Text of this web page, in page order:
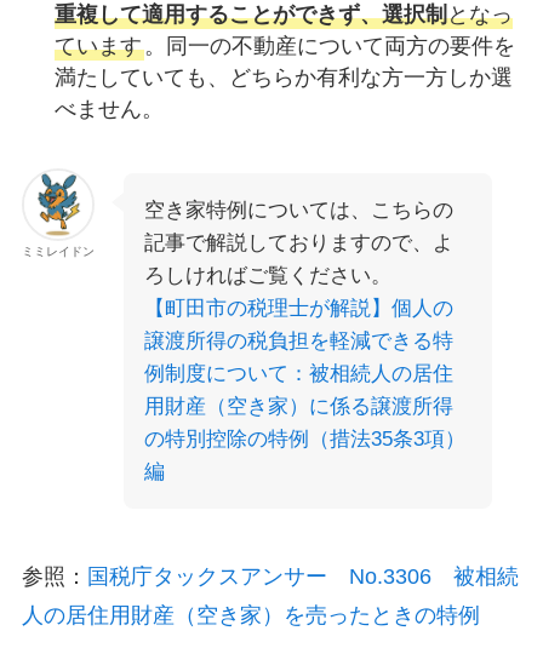
重複して適用することができず、選択制となっ
ています。同一の不動産について両方の要件を
満たしていても、どちらか有利な方一方しか選
べません。
ミミレイドン
空き家特例については、こちらの
記事で解説しておりますので、よ
ろしければご覧ください。
【町田市の税理士が解説】個人の
譲渡所得の税負担を軽減できる特
例制度について：被相続人の居住
用財産（空き家）に係る譲渡所得
の特別控除の特例（措法35条3項）
編
参照： 国税庁タックスアンサー No.3306 被相続
人の居住用財産（空き家）を売ったときの特例